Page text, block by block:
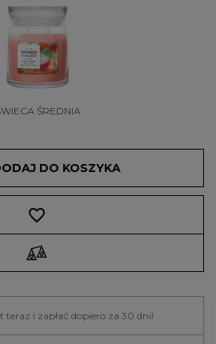
ŚREDNIA
DO KOSZYKA
favorite_border
teraz i zapłać dopiero za 30 dni!